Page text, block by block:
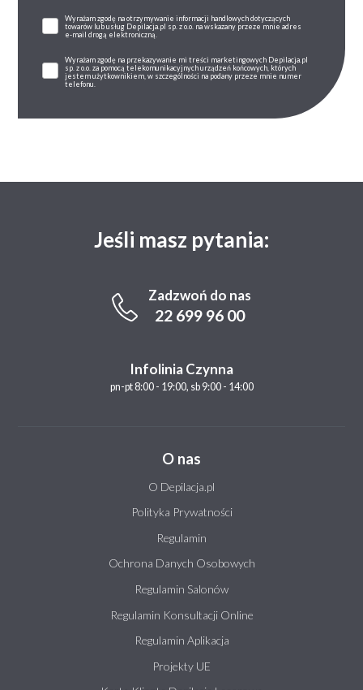
Wyrażam zgodę na otrzymywanie informacji handlowych dotyczących
towarów lub usług Depilacja.pl sp. z o.o. na wskazany przeze mnie adres
e-mail drogą elektroniczną.
Wyrażam zgodę na przekazywanie mi treści marketingowych Depilacja.pl
sp. z o.o. za pomocą telekomunikacyjnych urządzeń końcowych, których
jestem użytkownikiem, w szczególności na podany przeze mnie numer
telefonu.
Jeśli masz pytania:
Zadzwoń do nas
22 699 96 00
Infolinia Czynna
pn-pt 8:00 - 19:00, sb 9:00 - 14:00
O nas
O Depilacja.pl
Polityka Prywatności
Regulamin
Ochrona Danych Osobowych
Regulamin Salonów
Regulamin Konsultacji Online
Regulamin Aplikacja
Projekty UE